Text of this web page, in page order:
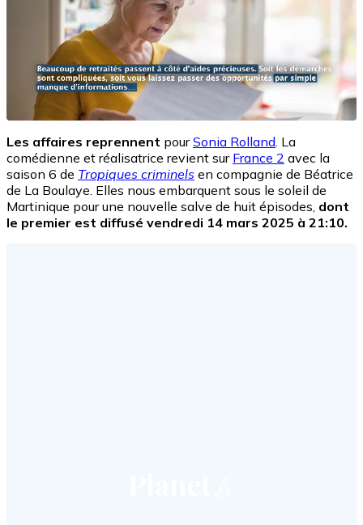
Les affaires reprennent pourSonia Rolland . La
comédienne et réalisatrice revient sur France 2 avec la
saison 6 de Tropiques criminels en compagnie de Béatrice
de La Boulaye. Elles nous embarquent sous le soleil de
Martinique pour une nouvelle salve de huit épisodes, dont
le premier est diffusé vendredi 14 mars 2025 à 21:10.